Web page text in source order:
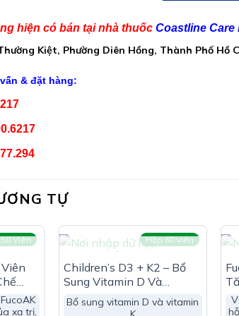
85mg
NMN:
Dụng Liposomal NMN:
hiện có bán tại nhà thuốc Coastline Care
Kiệt, Phường Diên Hồng, Thành Phố Hồ
& đặt hàng:
TỰ
Viên
Viên
xạ trị,
Hộp 60 viên
Children’s D3 + K2 – Bổ
Sung Vitamin D Và
Vitamin K
Bổ sung vitamin D và vitamin